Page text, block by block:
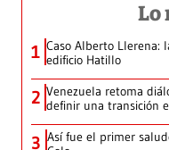
Lo
1 Caso Alberto Llerena:
edificio Hatillo
2 Venezuela retoma
definir una transición
3 Así fue el primer